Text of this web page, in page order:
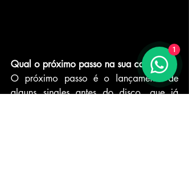
Qual o próximo passo na sua carreira?
O próximo passo é o lançamento de
alguns singles antes do disco, que já
1